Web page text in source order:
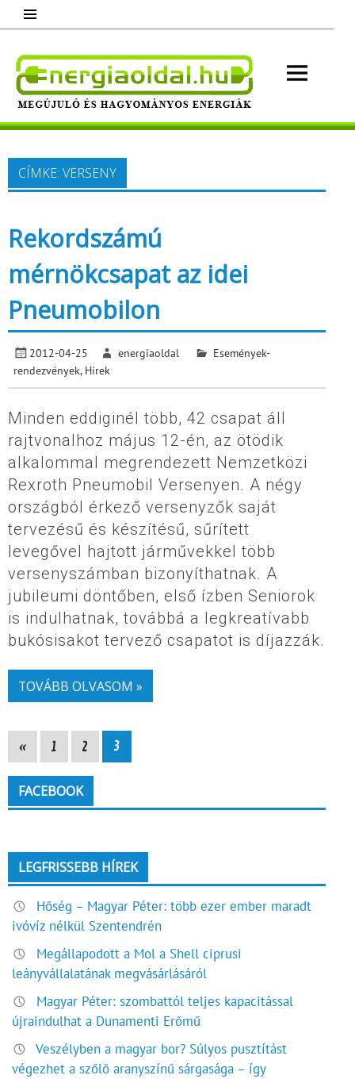
content
Megújuló és hagyományos energiák.
Minden, ami energia!
CÍMKE: VERSENY
Rekordszámú
mérnökcsapat az idei
Pneumobilon
2012-04-25 energiaoldal
Események-
rendezvények, Hírek
Minden eddiginél több, 42 csapat áll
rajtvonalhoz május 12-én, az ötödik
alkalommal megrendezett Nemzetközi
Rexroth Pneumobil Versenyen. A négy
országból érkező versenyzők saját
tervezésű és készítésű, sűrített
levegővel hajtott járművekkel több
versenyszámban bizonyíthatnak. A
jubileumi döntőben, első ízben Seniorok
is indulhatnak, továbbá a legkreatívabb
bukósisakot tervező csapatot is díjazzák.
TOVÁBB OLVASOM »
« 1 2 3
FACEBOOK
LEGFRISSEBB HÍREK
Hőség – Magyar Péter: több ezer ember maradt
ivóvíz nélkül Szentendrén
Megállapodott a Mol a Shell ciprusi
leányvállalatának megvásárlásáról
Magyar Péter: szombattól teljes kapacitással
újraindulhat a Dunamenti Erőmű
Veszélyben a magyar bor? Súlyos pusztítást
végezhet a szőlő aranyszínű sárgasága – így